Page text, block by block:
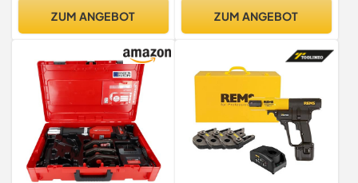
Rohrpressmaschine
ZUM ANGEBOT ZUM ANGEBOT